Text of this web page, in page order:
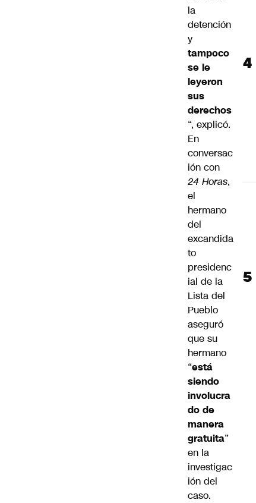
la
detención
y
tampoco
se le
leyeron
sus
derechos
“, explicó.
En
conversac
ión con
24 Horas,
el
hermano
del
excandida
to
presidenc
ial de la
Lista del
Pueblo
aseguró
que su
hermano
“está
siendo
involucra
do de
manera
gratuita”
en la
investigac
ión del
caso.